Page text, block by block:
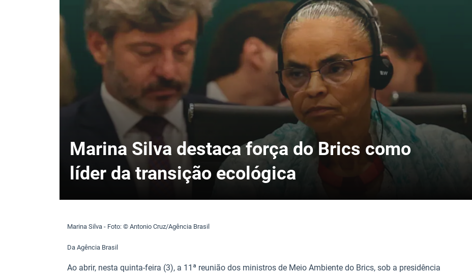
Marina Silva destaca força do Brics como
líder da transição ecológica
Marina Silva - Foto: © Antonio Cruz/Agência Brasil
Da Agência Brasil
Ao abrir, nesta quinta-feira (3), a 11ª reunião dos ministros de Meio Ambiente do Brics, sob a presidência